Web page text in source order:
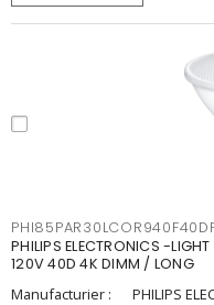
PHILIPS ELECTRONICS -
120V 40D 4K DIMM / LONG
Manufacturier :
PHILIPS